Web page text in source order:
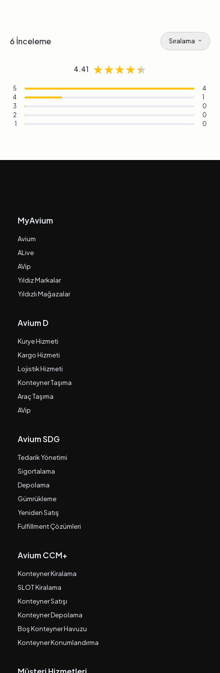
6 İnceleme Sıralama
4.41 ★★★★★
★★★★★
★★★★★
5
4
4
1
3
0
2
0
1
0
MyAvium
Avium
ALive
AVip
Yıldız Markalar
Yıldızlı Mağazalar
Avium D
Kurye Hizmeti
Kargo Hizmeti
Lojistik Hizmeti
Konteyner Taşıma
Araç Taşıma
AVip
Avium SDG
Tedarik Yönetimi
Sigortalama
Depolama
Gümrükleme
Yeniden Satış
Fulfillment Çözümleri
Avium CCM+
Konteyner Kiralama
SLOT Kiralama
Konteyner Satışı
Konteyner Depolama
Boş Konteyner Havuzu
Konteyner Konumlandırma